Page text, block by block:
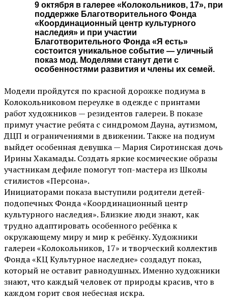
9 октября в галерее «Колокольников, 17», при
поддержке Благотворительного Фонда
«Координационный центр культурного
наследия» и при участии
Благотворительного Фонда «Я есть»
состоится уникальное событие — уличный
показ мод. Моделями станут дети с
особенностями развития и члены их семей.
Модели пройдутся по красной дорожке подиума в
Колокольниковом переулке в одежде с принтами
работ художников — резидентов галереи. В показе
примут участие ребята с синдромом Дауна, аутизмом,
ДЦП и ограничениями в движении. Также на подиум
выйдет особенная девушка — Мария Сиротинская дочь
Ирины Хакамады. Создать яркие космические образы
участникам дефиле помогут топ-мастера из Школы
стилистов «Персона».
Инициаторами показа выступили родители детей-
подопечных Фонда «Координационный центр
культурного наследия». Близкие люди знают, как
трудно адаптировать особенного ребёнка к
окружающему миру и мир к ребёнку. Художники
галереи «Колокольников, 17» и творческий коллектив
Фонда «КЦ Культурное наследие» создадут показ,
который не оставит равнодушных. Именно художники
знают, что каждый человек от природы красив, что в
каждом горит своя небесная искра.